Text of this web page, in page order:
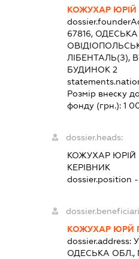
КОЖУХАР
67816,
ЛІБЕНТАЛЬ(З),
БУДИНОК 2
Розмір внеску
фонду (грн.): 1
dossier.heads:
КОЖУХАР ЮРІЙ
КЕРІВНИК
dossier.position -
КОЖУХАР ЮРЙ
dossier.address:
ОДЕСЬКА ОБЛ.,